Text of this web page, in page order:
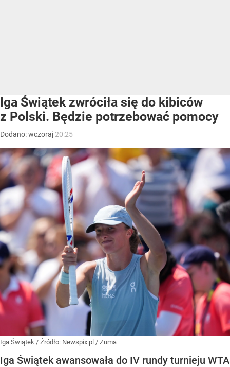
Iga Świątek zwróciła się do kibiców
z Polski. Będzie potrzebować pomocy
Dodano:wczoraj 20:25
Iga Świątek / Źródło: Newspix.pl / Zuma
Iga Świątek awansowała do IV rundy turnieju WTA